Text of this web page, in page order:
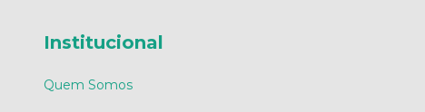
Institucional
Quem Somos